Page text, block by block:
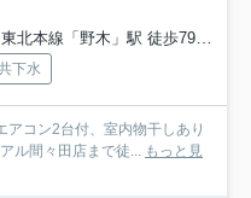
東北本線「野木」駅 徒歩79分
下水
アコン2台付、室内物干しあり
ル間々田店まで徒... もっと見